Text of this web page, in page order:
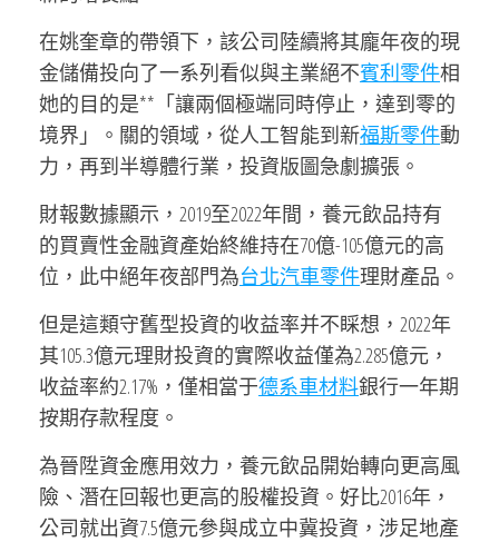
在姚奎章的帶領下，該公司陸續將其龐年夜的現
金儲備投向了一系列看似與主業絕不賓利零件相
她的目的是**「讓兩個極端同時停止，達到零的
境界」。關的領域，從人工智能到新福斯零件動
力，再到半導體行業，投資版圖急劇擴張。
財報數據顯示，2019至2022年間，養元飲品持有
的買賣性金融資產始終維持在70億-105億元的高
位，此中絕年夜部門為台北汽車零件理財產品。
但是這類守舊型投資的收益率并不睬想，2022年
其105.3億元理財投資的實際收益僅為2.285億元，
收益率約2.17%，僅相當于德系車材料銀行一年期
按期存款程度。
為晉陞資金應用效力，養元飲品開始轉向更高風
險、潛在回報也更高的股權投資。好比2016年，
公司就出資7.5億元參與成立中冀投資，涉足地產